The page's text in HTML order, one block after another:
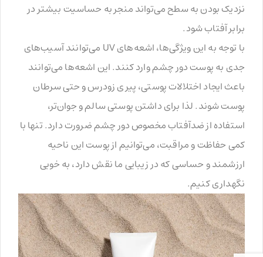
نزدیک بودن به سطح می‌تواند منجر به حساسیت بیشتر در
برابر آفتاب شود.
با توجه به این ویژگی‌ها، اشعه‌های UV می‌توانند آسیب‌های
جدی به پوست دور چشم وارد کنند. این اشعه‌ها می‌توانند
باعث ایجاد اختلالات پوستی، پیری زودرس و حتی سرطان
پوست شوند. لذا برای داشتن پوستی سالم و جوان‌تر،
استفاده از ضدآفتاب مخصوص دور چشم ضرورت دارد. تنها با
کمی حفاظت و مراقبت، می‌توانیم از پوست این ناحیه
ارزشمند و حساسی که در زیبایی ما نقش دارد، به خوبی
نگهداری کنیم.